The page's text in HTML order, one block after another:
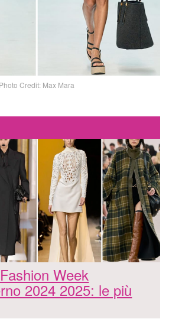
Photo Credit: Max Mara
Week
2024 2025: le più